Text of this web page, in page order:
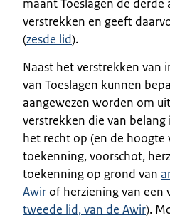
maant Toeslagen de derde
verstrekken en geeft
(zesde lid).
Naast het verstrekken van
van Toeslagen kunnen
aangewezen worden om
verstrekken die van belang
het recht op (en de hoogte
toekenning, voorschot,
toekenning op grond van
Awir of herziening van een
tweede lid, van de Awir).